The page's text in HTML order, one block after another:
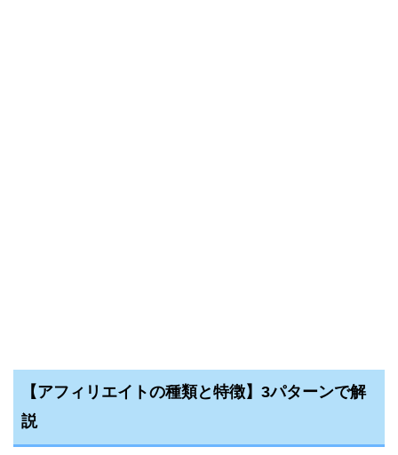
【アフィリエイトの種類と特徴】3パターンで解
説